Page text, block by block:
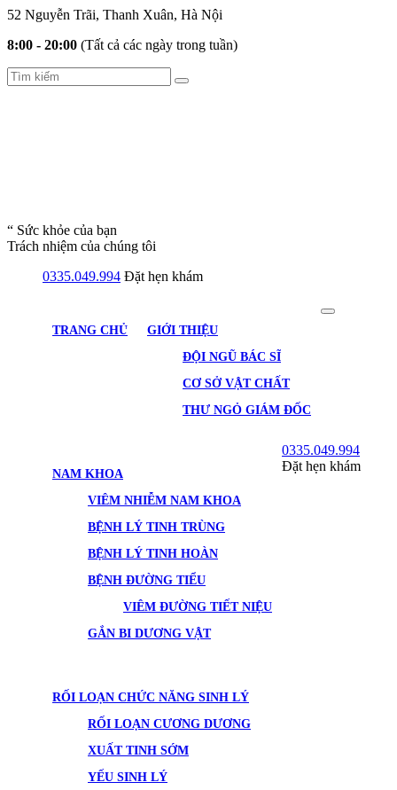
52 Nguyễn Trãi, Thanh Xuân, Hà Nội
8:00 - 20:00 (Tất cả các ngày trong tuần)
“ Sức khỏe của bạn
Trách nhiệm của chúng tôi
0335.049.994 Đặt hẹn khám
TRANG CHỦ
GIỚI THIỆU
ĐỘI NGŨ BÁC SĨ
CƠ SỞ VẬT CHẤT
THƯ NGỎ GIÁM ĐỐC
NAM KHOA
VIÊM NHIỄM NAM KHOA
BỆNH LÝ TINH TRÙNG
BỆNH LÝ TINH HOÀN
BỆNH ĐƯỜNG TIỂU
VIÊM ĐƯỜNG TIẾT NIỆU
GẮN BI DƯƠNG VẬT
RỐI LOẠN CHỨC NĂNG SINH LÝ
RỐI LOẠN CƯƠNG DƯƠNG
XUẤT TINH SỚM
YẾU SINH LÝ
0335.049.994
Đặt hẹn khám